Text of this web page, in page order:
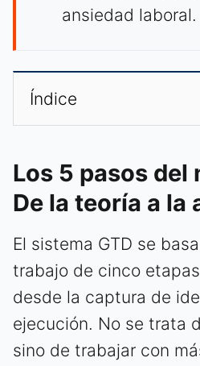
ansiedad laboral.
Índice
Los 5 pasos del
De la teoría a la
El sistema GTD se
trabajo de cinco
desde la captura de
ejecución. No se trata
sino de trabajar con